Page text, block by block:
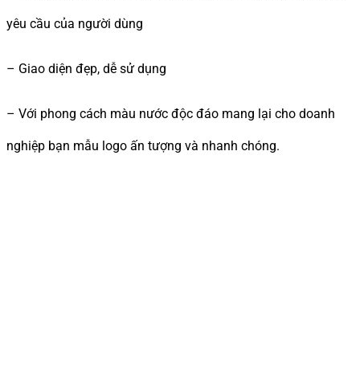
yêu cầu của người dùng
– Giao diện đẹp, dễ sử dụng
– Với phong cách màu nước độc đáo mang lại cho doanh
nghiệp bạn mẫu logo ấn tượng và nhanh chóng.